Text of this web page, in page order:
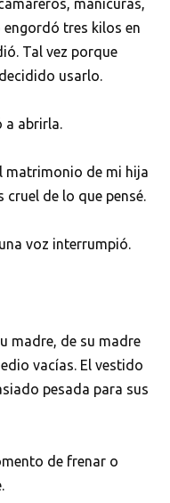
manicuras,
tres kilos en
Tal vez porque
usarlo.
a abrirla.
matrimonio de mi hija
cruel de lo que pensé.
voz interrumpió.
madre, de su madre
vacías. El vestido
pesada para sus
de frenar o